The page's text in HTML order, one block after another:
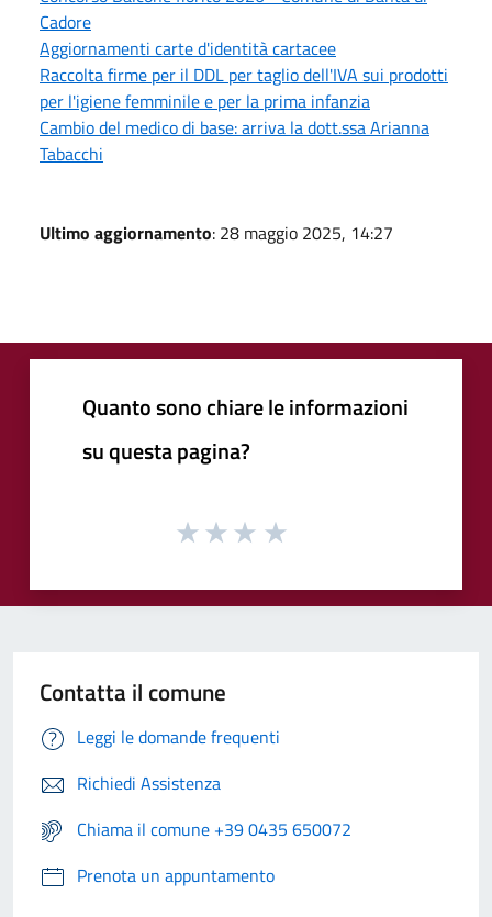
Cadore
Aggiornamenti carte d'identità cartacee
Raccolta firme per il DDL per taglio dell'IVA sui prodotti
per l'igiene femminile e per la prima infanzia
Cambio del medico di base: arriva la dott.ssa Arianna
Tabacchi
Ultimo aggiornamento: 28 maggio 2025, 14:27
Quanto sono chiare le informazioni
su questa pagina?
Contatta il comune
Leggi le domande frequenti
Richiedi Assistenza
Chiama il comune +39 0435 650072
Prenota un appuntamento